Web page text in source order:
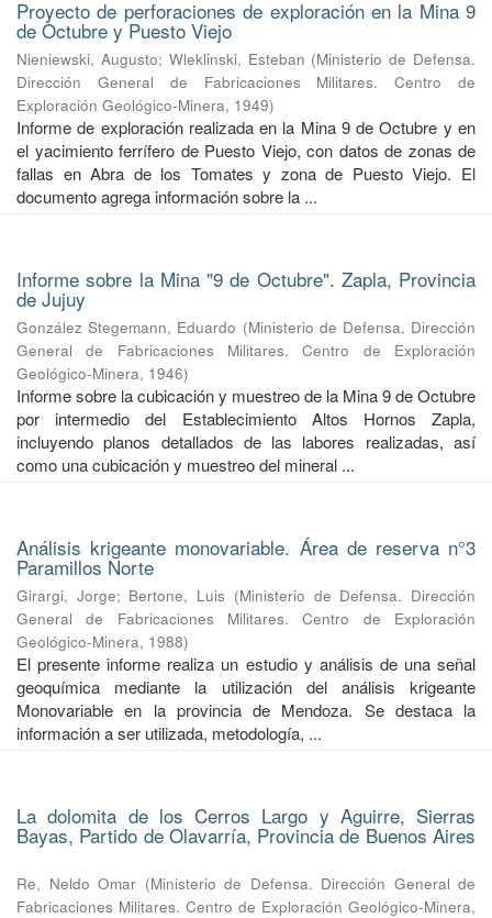
Proyecto de perforaciones de exploración en la Mina 9
de Octubre y Puesto Viejo
Nieniewski, Augusto; Wleklinski, Esteban (Ministerio de Defensa.
Dirección General de Fabricaciones Militares. Centro de
Exploración Geológico-Minera, 1949)
Informe de exploración realizada en la Mina 9 de Octubre y en
el yacimiento ferrífero de Puesto Viejo, con datos de zonas de
fallas en Abra de los Tomates y zona de Puesto Viejo. El
documento agrega información sobre la ...
Informe sobre la Mina "9 de Octubre". Zapla, Provincia
de Jujuy
González Stegemann, Eduardo (Ministerio de Defensa. Dirección
General de Fabricaciones Militares. Centro de Exploración
Geológico-Minera, 1946)
Informe sobre la cubicación y muestreo de la Mina 9 de Octubre
por intermedio del Establecimiento Altos Hornos Zapla,
incluyendo planos detallados de las labores realizadas, así
como una cubicación y muestreo del mineral ...
Análisis krigeante monovariable. Área de reserva n°3
Paramillos Norte
Girargi, Jorge; Bertone, Luis (Ministerio de Defensa. Dirección
General de Fabricaciones Militares. Centro de Exploración
Geológico-Minera, 1988)
El presente informe realiza un estudio y análisis de una señal
geoquímica mediante la utilización del análisis krigeante
Monovariable en la provincia de Mendoza. Se destaca la
información a ser utilizada, metodología, ...
La dolomita de los Cerros Largo y Aguirre, Sierras
Bayas, Partido de Olavarría, Provincia de Buenos Aires
Re, Neldo Omar (Ministerio de Defensa. Dirección General de
Fabricaciones Militares. Centro de Exploración Geológico-Minera,